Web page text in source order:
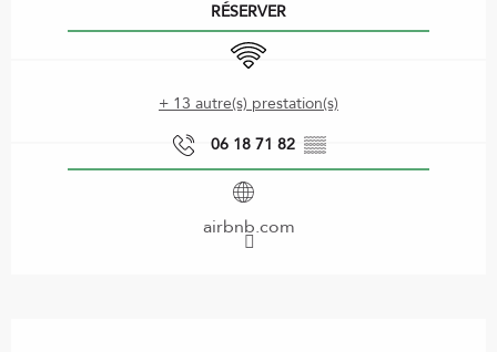
RÉSERVER
WiFi
+ 13 autre(s) prestation(s)
06 18 71 82 ▒▒
airbnb.com